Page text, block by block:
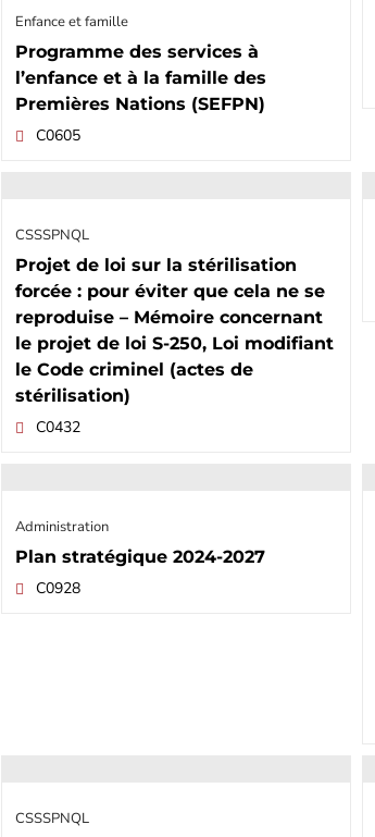
Enfance et famille
Programme des services à
l’enfance et à la famille des
Premières Nations (SEFPN)
C0605
CSSSPNQL
Projet de loi sur la stérilisation
forcée : pour éviter que cela ne se
reproduise – Mémoire concernant
le projet de loi S-250, Loi modifiant
le Code criminel (actes de
stérilisation)
C0432
Administration
Plan stratégique 2024-2027
C0928
CSSSPNQL